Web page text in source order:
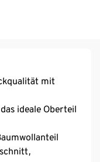
mit
ideale Oberteil